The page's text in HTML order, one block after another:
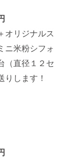
オリジナルス
ニ米粉シフォ
（直径１２セ
りします！